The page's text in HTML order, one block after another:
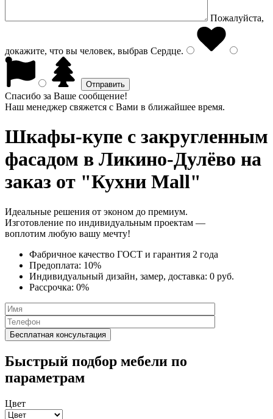
Пожалуйста,
докажите, что вы человек, выбрав Сердце.
Спасибо за Ваше сообщение!
Наш менеджер свяжется с Вами в ближайшее время.
Шкафы-купе с закругленным
фасадом в Ликино-Дулёво на
заказ от "Кухни Mall"
Идеальные решения от эконом до премиум.
Изготовление по индивидуальным проектам —
воплотим любую вашу мечту!
Фабричное качество ГОСТ и гарантия 2 года
Предоплата: 10%
Индивидуальный дизайн, замер, доставка: 0 руб.
Рассрочка: 0%
Быстрый подбор мебели по
параметрам
Цвет